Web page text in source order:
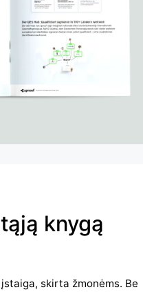
knygą
skirta žmonėms. Be